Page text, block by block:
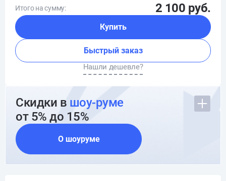
Итого на сумму: 2 100 руб.
Купить
Быстрый заказ
Нашли дешевле?
Скидки в шоу-руме
от 5% до 15%
О шоуруме